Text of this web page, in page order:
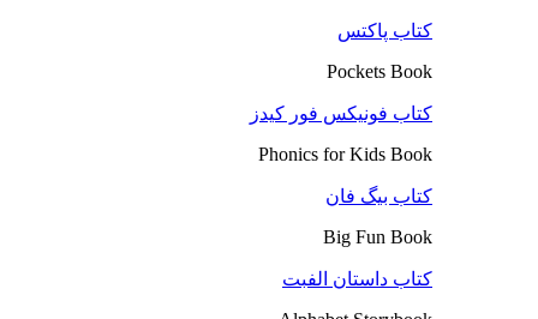
کتاب پاکتس
Pockets Book
کتاب فونیکس فور کیدز
Phonics for Kids Book
کتاب بیگ فان
Big Fun Book
کتاب داستان الفبت